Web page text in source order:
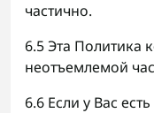
частично.
6.5 Эта Политика
неотъемлемой
6.6 Если у Вас